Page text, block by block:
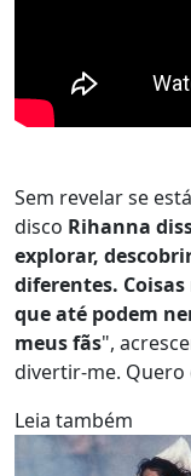
Sem revelar se
disco Rihanna
explorar,
diferentes.
que até podem
meus fãs",
divertir-me. Quero
Leia também